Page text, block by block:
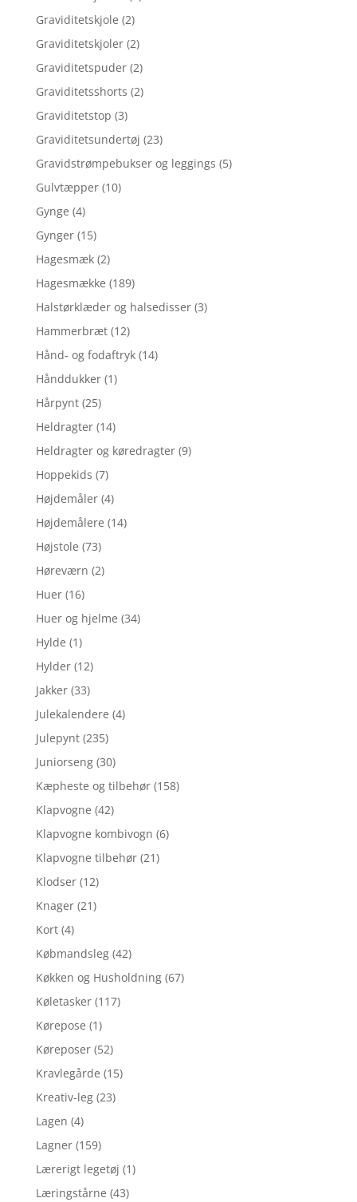
Graviditetskjole (2)
Graviditetskjoler (2)
Graviditetspuder (2)
Graviditetsshorts (2)
Graviditetstop (3)
Graviditetsundertøj (23)
Gravidstrømpebukser og leggings (5)
Gulvtæpper (10)
Gynge (4)
Gynger (15)
Hagesmæk (2)
Hagesmække (189)
Halstørklæder og halsedisser (3)
Hammerbræt (12)
Hånd- og fodaftryk (14)
Hånddukker (1)
Hårpynt (25)
Heldragter (14)
Heldragter og køredragter (9)
Hoppekids (7)
Højdemåler (4)
Højdemålere (14)
Højstole (73)
Høreværn (2)
Huer (16)
Huer og hjelme (34)
Hylde (1)
Hylder (12)
Jakker (33)
Julekalendere (4)
Julepynt (235)
Juniorseng (30)
Kæpheste og tilbehør (158)
Klapvogne (42)
Klapvogne kombivogn (6)
Klapvogne tilbehør (21)
Klodser (12)
Knager (21)
Kort (4)
Købmandsleg (42)
Køkken og Husholdning (67)
Køletasker (117)
Kørepose (1)
Køreposer (52)
Kravlegårde (15)
Kreativ-leg (23)
Lagen (4)
Lagner (159)
Lærerigt legetøj (1)
Læringstårne (43)